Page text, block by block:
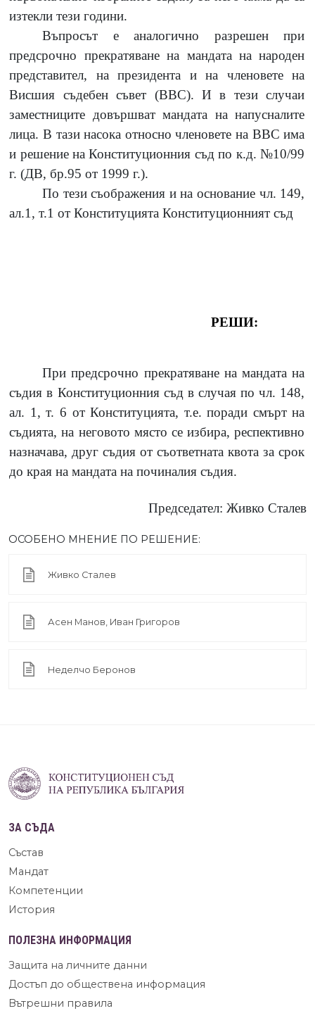
изтекли тези години.
Въпросът е аналогично разрешен при
предсрочно прекратяване на мандата на народен
представител, на президента и на членовете на
Висшия съдебен съвет (ВВС). И в тези случаи
заместниците довършват мандата на напусналите
лица. В тази насока относно членовете на ВВС има
и решение на Конституционния съд по к.д. №10/99
г. (ДВ, бр.95 от 1999г.).
По тези съображения и на основание чл. 149,
ал.1, т.1 от Конституцията Конституционният съд
РЕШИ:
При предсрочно прекратяване на мандата на
съдия в Конституционния съд в случая по чл. 148,
ал. 1,т.6 от Конституцията, т.е. поради смърт на
съдията, на неговото място се избира, респективно
назначава, друг съдия от съответната квота за срок
до края на мандата на починалия съдия.
Председател: Живко Сталев
ОСОБЕНО МНЕНИЕ ПО РЕШЕНИЕ:
Живко Сталев
Асен Манов, Иван Григоров
Неделчо Беронов
ЗА СЪДА
Състав
Мандат
Компетенции
История
ПОЛЕЗНА ИНФОРМАЦИЯ
Защита на личните данни
Достъп до обществена информация
Вътрешни правила